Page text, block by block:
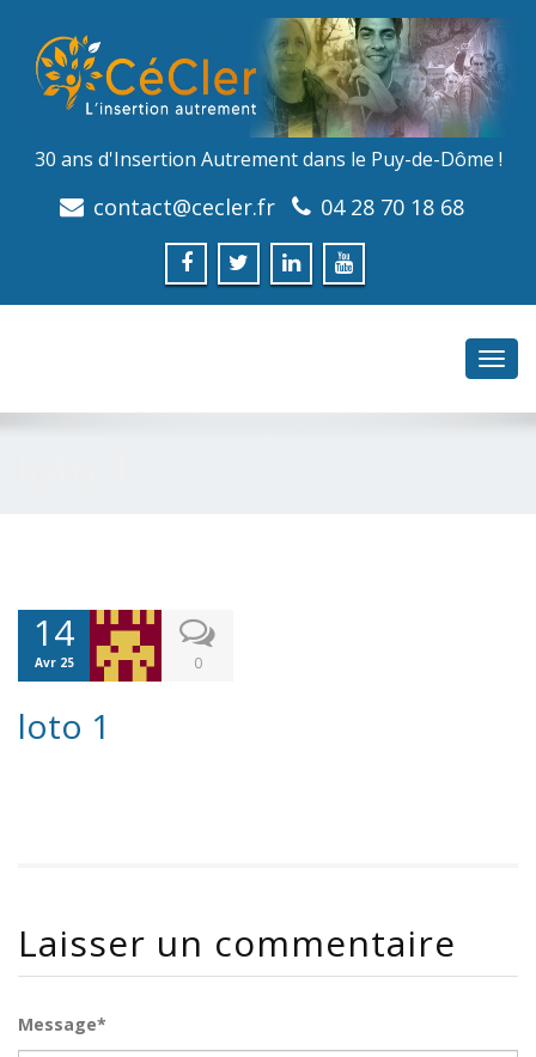
30 ans d'Insertion Autrement dans le Puy-de-Dôme !
contact@cecler.fr 04 28 70 18 68
14
Avr 25 0
loto 1
Laisser un commentaire
Message*